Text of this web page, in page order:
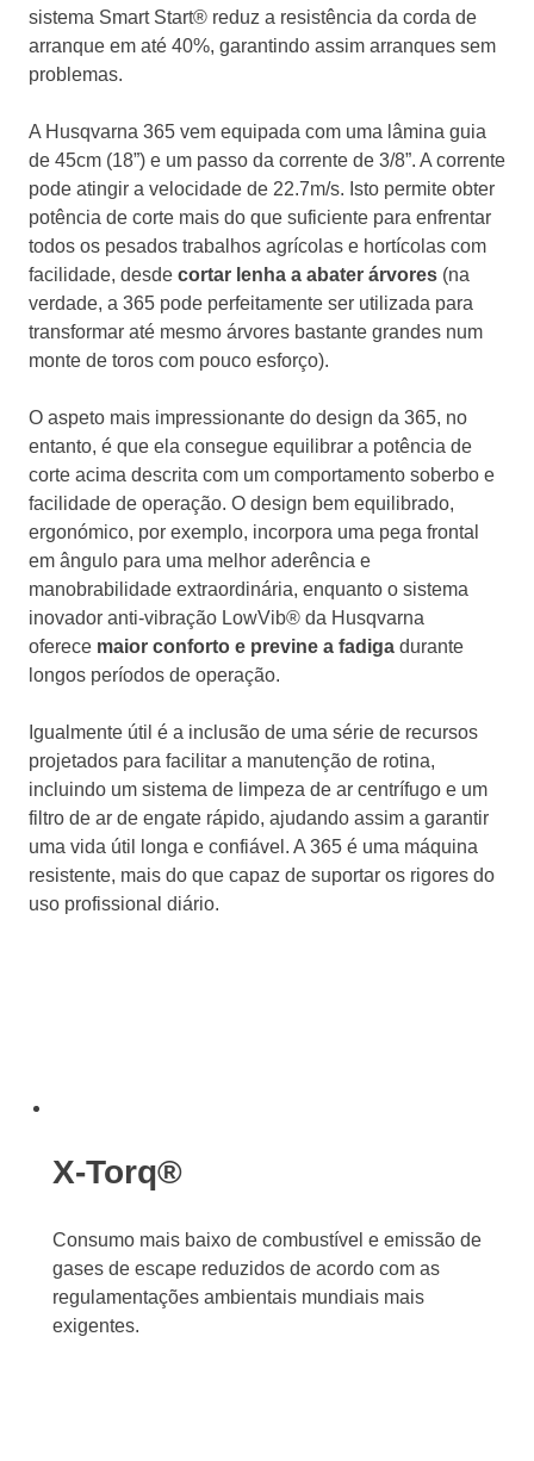
sistema Smart Start® reduz a resistência da corda de
arranque em até 40%, garantindo assim arranques sem
problemas.
A Husqvarna 365 vem equipada com uma lâmina guia
de 45cm (18”) e um passo da corrente de 3/8”. A corrente
pode atingir a velocidade de 22.7m/s. Isto permite obter
potência de corte mais do que suficiente para enfrentar
todos os pesados trabalhos agrícolas e hortícolas com
facilidade, desde cortar lenha a abater árvores (na
verdade, a 365 pode perfeitamente ser utilizada para
transformar até mesmo árvores bastante grandes num
monte de toros com pouco esforço).
O aspeto mais impressionante do design da 365, no
entanto, é que ela consegue equilibrar a potência de
corte acima descrita com um comportamento soberbo e
facilidade de operação. O design bem equilibrado,
ergonómico, por exemplo, incorpora uma pega frontal
em ângulo para uma melhor aderência e
manobrabilidade extraordinária, enquanto o sistema
inovador anti-vibração LowVib® da Husqvarna
oferece maior conforto e previne a fadiga durante
longos períodos de operação.
Igualmente útil é a inclusão de uma série de recursos
projetados para facilitar a manutenção de rotina,
incluindo um sistema de limpeza de ar centrífugo e um
filtro de ar de engate rápido, ajudando assim a garantir
uma vida útil longa e confiável. A 365 é uma máquina
resistente, mais do que capaz de suportar os rigores do
uso profissional diário.
X-Torq®
Consumo mais baixo de combustível e emissão de
gases de escape reduzidos de acordo com as
regulamentações ambientais mundiais mais
exigentes.